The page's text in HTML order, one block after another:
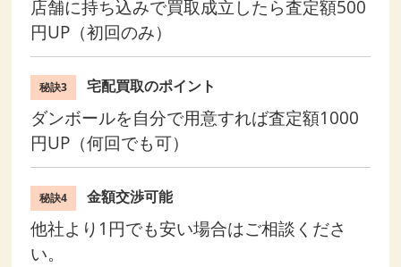
店舗に持ち込みで買取成立したら査定額500
円UP（初回のみ）
秘訣3 宅配買取のポイント
ダンボールを自分で用意すれば査定額1000
円UP（何回でも可）
秘訣4 金額交渉可能
他社より1円でも安い場合はご相談くださ
い。